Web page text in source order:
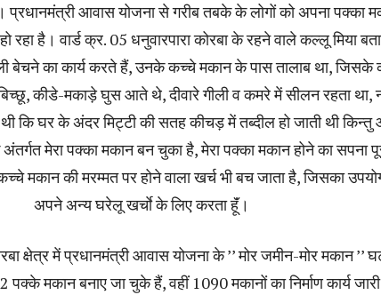
प्रधानमंत्री आवास योजना से गरीब तबके के लोगों को अपना पक्का
रहा है। वार्ड क्र. 05 धनुवारपारा कोरबा के रहने वाले कल्लू मिया
बेचने का कार्य करते हैं, उनके कच्चे मकान के पास तालाब था, जिसके
कीडे-मकाड़े घुस आते थे, दीवारे गीली व कमरे में सीलन रहता था,
थी कि घर के अंदर मिट्टी की सतह कीचड़ में तब्दील हो जाती थी
मेरा पक्का मकान बन चुका है, मेरा पक्का मकान होने का सपना
मकान की मरम्मत पर होने वाला खर्च भी बच जाता है, जिसका
अपने अन्य घरेलू खर्चाे के लिए करता हूॅं।
क्षेत्र में प्रधानमंत्री आवास योजना के ’’ मोर जमीन-मोर मकान ’’
मकान बनाए जा चुके हैं, वहीं 1090 मकानों का निर्माण कार्य